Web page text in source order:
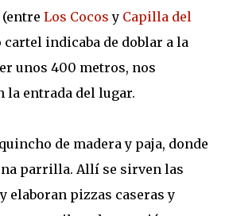
Los Cocos y Capilla del
cartel indicaba de doblar a la
unos 400 metros, nos
la entrada del lugar.
de madera y paja, donde
parrilla. Allí se sirven las
elaboran pizzas caseras y